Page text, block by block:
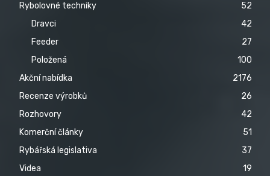
Rybolovné techniky
52
Dravci
42
Feeder
27
Položená
100
Akční nabídka
2176
Recenze výrobků
26
Rozhovory
42
Komerční články
51
Rybářská legislativa
37
Videa
19